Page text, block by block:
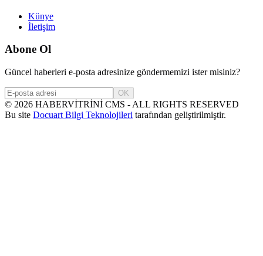
Künye
İletişim
Abone Ol
Güncel haberleri e-posta adresinize göndermemizi ister misiniz?
OK
© 2026 HABERVİTRİNİ CMS - ALL RIGHTS RESERVED
Bu site Docuart Bilgi Teknolojileri tarafından geliştirilmiştir.